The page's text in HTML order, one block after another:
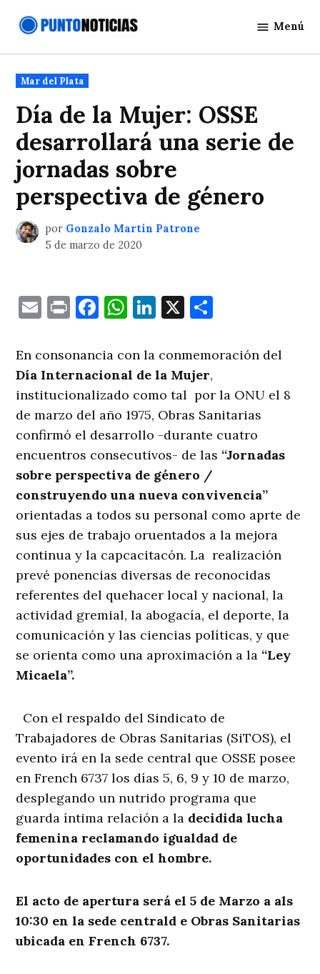
Noticias
Menú
Publicado
en
Mar del Plata
Día de la Mujer: OSSE
desarrollará una serie de
jornadas sobre
perspectiva de género
por Gonzalo Martín Patrone
5 de marzo de 2020
EmailPrintFacebook
WhatsApp
LinkedIn
X
En consonancia con la conmemoración del
Día Internacional de la Mujer,
institucionalizado como tal por la ONU el 8
de marzo del año 1975, Obras Sanitarias
confirmó el desarrollo -durante cuatro
encuentros consecutivos- de las “Jornadas
sobre perspectiva de género /
construyendo una nueva convivencia”
orientadas a todos su personal como aprte de
sus ejes de trabajo oruentados a la mejora
continua y la capcacitacón. La realización
prevé ponencias diversas de reconocidas
referentes del quehacer local y nacional, la
actividad gremial, la abogacía, el deporte, la
comunicación y las ciencias políticas, y que
se orienta como una aproximación a la “Ley
Micaela”.
Con el respaldo del Sindicato de
Trabajadores de Obras Sanitarias (SiTOS), el
evento irá en la sede central que OSSE posee
en French 6737 los días 5, 6, 9 y 10 de marzo,
desplegando un nutrido programa que
guarda íntima relación a la decidida lucha
femenina reclamando igualdad de
oportunidades con el hombre.
El acto de apertura será el 5 de Marzo a als
10:30 en la sede centrald e Obras Sanitarias
ubicada en French 6737.